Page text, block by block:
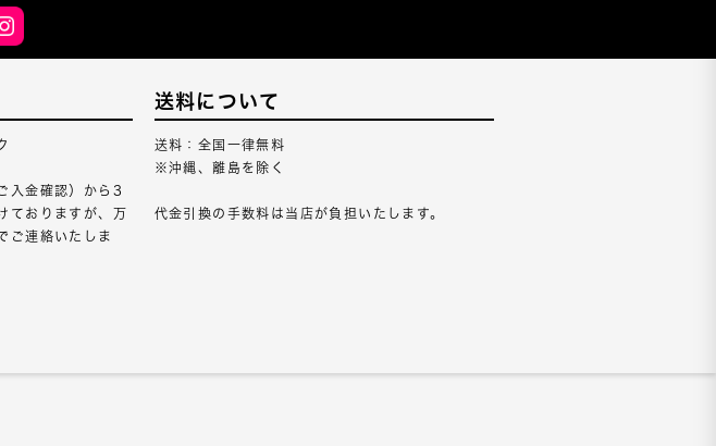
入金確認）から3
ておりますが、万
ご連絡いたしま
送料について
送料：全国一律無料
※沖縄、離島を除く
代金引換の手数料は当店が負担いたします。